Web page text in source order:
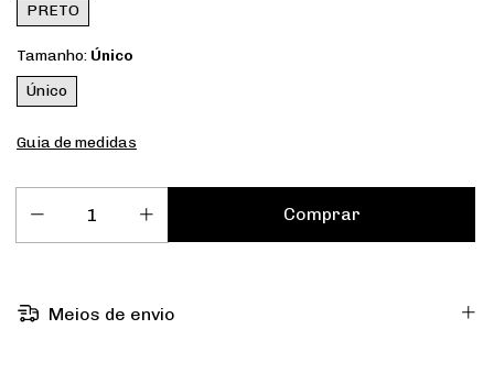
PRETO
Tamanho: Único
Único
Guia de medidas
Meios de envio